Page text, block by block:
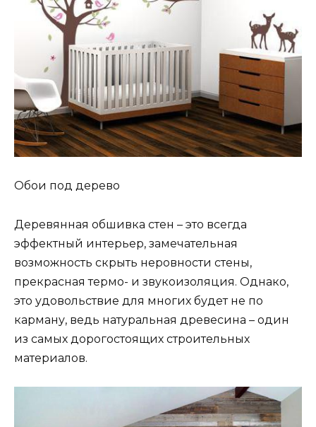
Обои под дерево
Деревянная обшивка стен – это всегда
эффектный интерьер, замечательная
возможность скрыть неровности стены,
прекрасная термо- и звукоизоляция. Однако,
это удовольствие для многих будет не по
карману, ведь натуральная древесина – один
из самых дорогостоящих строительных
материалов.